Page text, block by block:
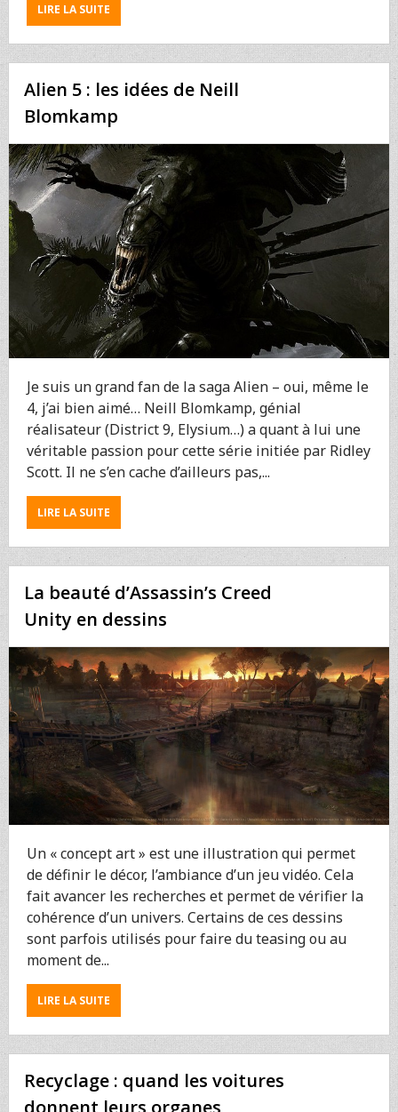
LIRE LA SUITEABOUT
TRON
+
RETOUR
LE
FUTUR
=
RETROWAVE
Alien 5 : les idées de Neill
Blomkamp
Je suis un grand fan de la saga Alien – oui, même le
4, j’ai bien aimé… Neill Blomkamp, génial
réalisateur (District 9, Elysium…) a quant à lui une
véritable passion pour cette série initiée par Ridley
Scott. Il ne s’en cache d’ailleurs pas,...
LIRE LA SUITEABOUT
ALIEN
5
IDÉES
DE
NEILL
BLOMKAMP
La beauté d’Assassin’s Creed
Unity en dessins
Un « concept art » est une illustration qui permet
de définir le décor, l’ambiance d’un jeu vidéo. Cela
fait avancer les recherches et permet de vérifier la
cohérence d’un univers. Certains de ces dessins
sont parfois utilisés pour faire du teasing ou au
moment de...
LIRE LA SUITEABOUT
LA
BEAUTÉ
D’ASSASSIN’S
UNITY
EN
Recyclage : quand les voitures
donnent leurs organes